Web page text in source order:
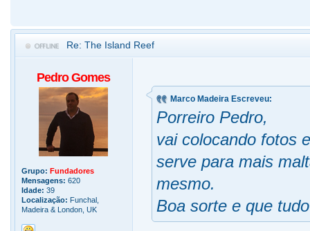
Re: The Island Reef
Pedro Gomes
Grupo: Fundadores
Mensagens: 620
Idade: 39
Localização: Funchal,
Madeira & London, UK
Marco Madeira Escreveu:
Porreiro Pedro,
vai colocando fotos
serve para mais
mesmo.
Boa sorte e que